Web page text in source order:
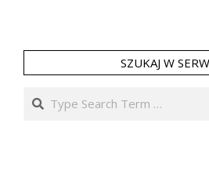
SZUKAJ W
Search